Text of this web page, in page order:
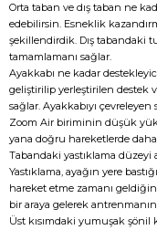
Orta taban ve dış taban ne
edebilirsin. Esneklik
şekillendirdik. Dış tabandaki
tamamlamanı sağlar.
Ayakkabı ne kadar
geliştirilip yerleştirilen destek
sağlar. Ayakkabıyı
Zoom Air biriminin düşük
yana doğru hareketlerde
Tabandaki yastıklama düzeyi
Yastıklama, ayağın yere
hareket etme zamanı
bir araya gelerek
Üst kısımdaki yumuşak